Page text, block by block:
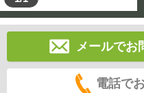
メールでお
電話で